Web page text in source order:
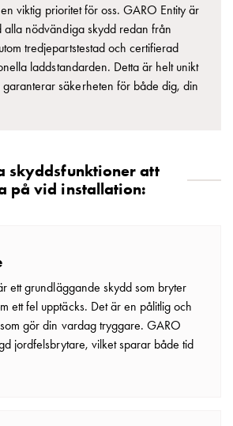
viktig prioritet för oss. GARO Entity är
alla nödvändiga skydd redan från
tredjepartstestad och certifierad
laddstandarden. Detta är helt unikt
säkerheten för både dig, din
skyddsfunktioner att
på vid installation:
ett grundläggande skydd som bryter
ett fel upptäcks. Det är en pålitlig och
gör din vardag tryggare. GARO
jordfelsbrytare, vilket sparar både tid